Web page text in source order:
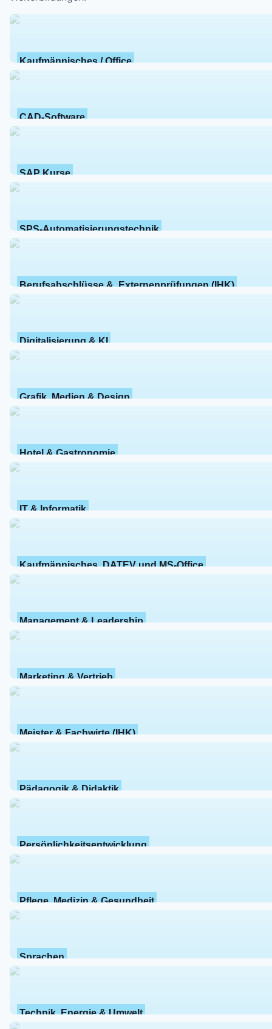
Kaufmännisches / Office
CAD-Software
SAP Kurse
SPS-Automatisierungstechnik
Berufsabschlüsse &  Externenprüfungen (IHK)
Digitalisierung & KI
Grafik, Medien & Design
Hotel & Gastronomie
IT & Informatik
Kaufmännisches, DATEV und MS-Office
Management & Leadership
Marketing & Vertrieb
Meister & Fachwirte (IHK)
Pädagogik & Didaktik
Persönlichkeitsentwicklung
Pflege, Medizin & Gesundheit
Sprachen
Technik, Energie & Umwelt